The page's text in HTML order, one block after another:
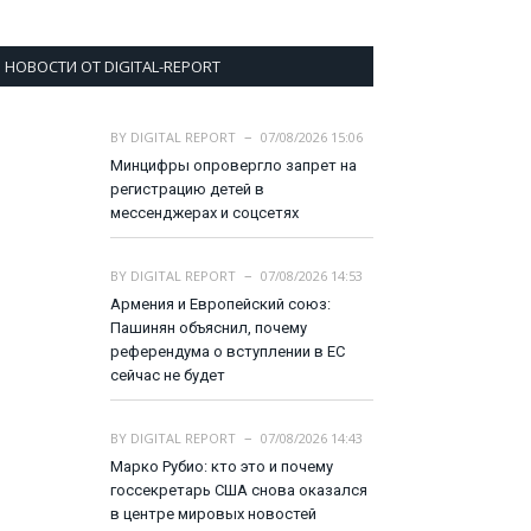
НОВОСТИ ОТ DIGITAL-REPORT
BY DIGITAL REPORT
07/08/2026 15:06
Минцифры опровергло запрет на
регистрацию детей в
мессенджерах и соцсетях
BY DIGITAL REPORT
07/08/2026 14:53
Армения и Европейский союз:
Пашинян объяснил, почему
референдума о вступлении в ЕС
сейчас не будет
BY DIGITAL REPORT
07/08/2026 14:43
Марко Рубио: кто это и почему
госсекретарь США снова оказался
в центре мировых новостей